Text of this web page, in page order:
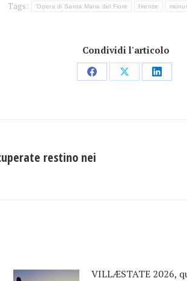
Tags:
'Opera di Santa Maria del Fiore firenze
Condividi l'articolo
CondividiCondividi
restino nei
VILLÆSTATE 2026,